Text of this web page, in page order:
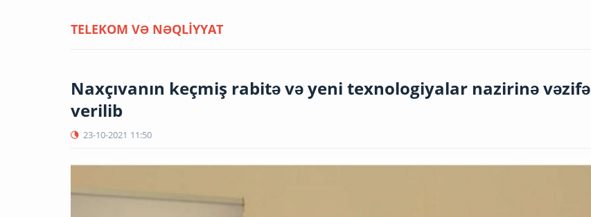
TELEKOM VƏ NƏQLİYYAT
Naxçıvanın keçmiş rabitə və yeni texnologiyalar nazirinə vəzifə
verilib
23-10-2021 11:50